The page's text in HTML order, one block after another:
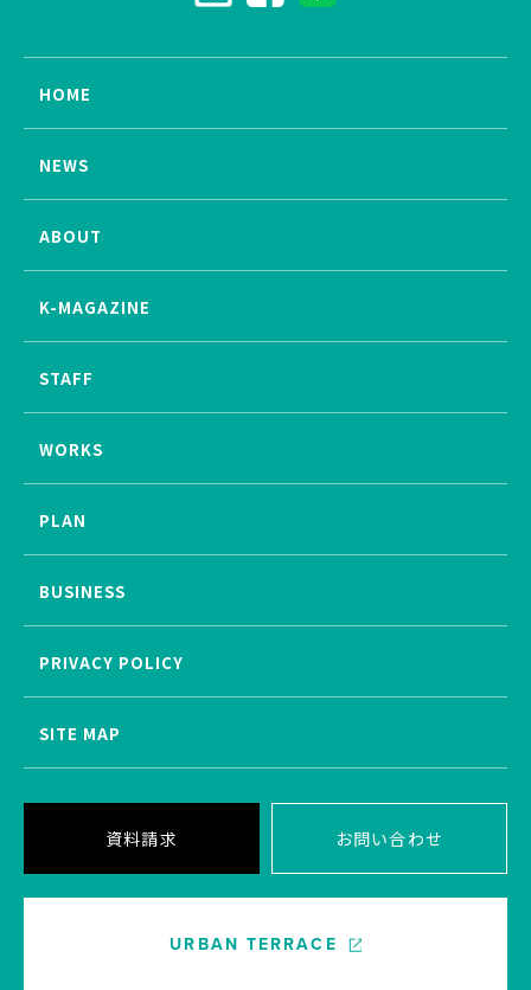
HOME
NEWS
ABOUT
K-MAGAZINE
STAFF
WORKS
PLAN
BUSINESS
PRIVACY POLICY
SITE MAP
資料請求 お問い合わせ
URBAN TERRACE